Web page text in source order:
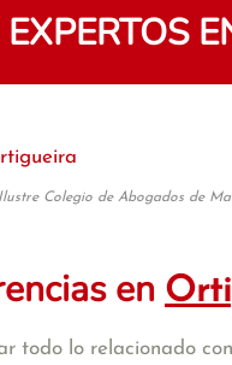
Colegio de Abogados de
en
todo lo relacionado